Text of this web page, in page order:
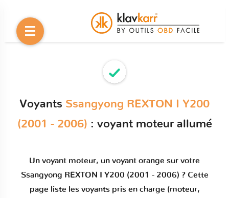
Voyants Ssangyong REXTON I Y200
(2001 - 2006) : voyant moteur allumé
Un voyant moteur, un voyant orange sur votre
Ssangyong REXTON I Y200 (2001 - 2006) ? Cette
page liste les voyants pris en charge (moteur,